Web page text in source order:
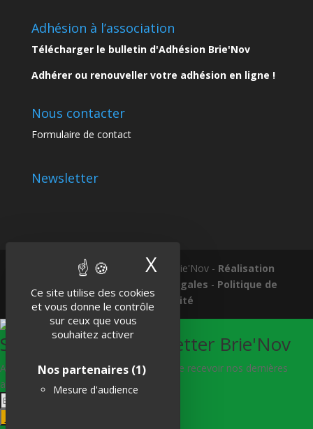
Ce site utilise des cookies
et vous donne le contrôle
sur ceux que vous
souhaitez activer
Nos partenaires (1)
Mesure d'audience
X Masquer le
Adhésion à l’association
Télécharger le bulletin d'Adhésion Brie'Nov
Adhérer ou renouveller votre adhésion en ligne !
Nous contacter
Formulaire de contact
Newsletter
Tous droits réservés © 2018 Brie'Nov - Réalisation
Mentions légales - Politique de
confidentialité
S'abonner à la Newsletter Brie'Nov
Abonnez-vous à notre newsletter afin de recevoir nos dernières
actualités.